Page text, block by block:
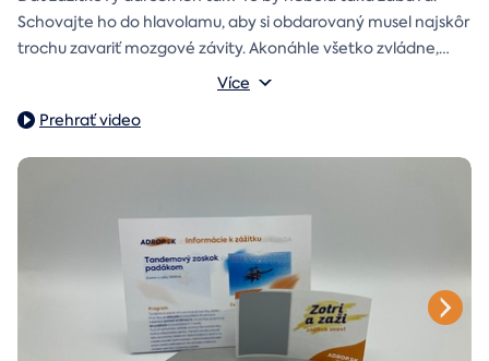
Schovajte ho do hlavolamu, aby si obdarovaný musel najskôr
trochu zavariť mozgové závity. Akonáhle všetko zvládne,
objaví poukaz na zážitok i s vašim venováním.
Vonkajšie rozmery: 15,5 × 8,5 × 5 cm
Více
Prehrať video